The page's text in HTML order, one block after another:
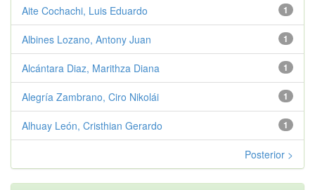
1
Aite Cochachi, Luis Eduardo
1
Albines Lozano, Antony Juan
1
Alcántara Diaz, Marithza Diana
1
Alegría Zambrano, Ciro Nikolái
1
Alhuay León, Cristhian Gerardo
Posterior >